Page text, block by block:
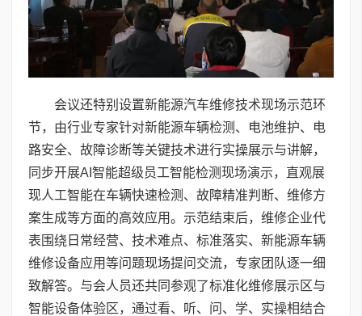
会议还特别设置新能源汽车维修技术现场示范环
节，由行业专家针对新能源车辆检测、电池维护、电
路安全、故障诊断等关键技术进行实操展示与讲解，
同步开展AI智能超级员工智能检测现场演示，直观展
现人工智能在车辆快速检测、故障精准判断、维修方
案生成等方面的高效应用。示范结束后，维修企业代
表围绕日常经营、技术难点、标准落实、新能源车辆
维修设备应用等问题现场提问交流，专家团队逐一细
致解答。与会人员还共同参观了标准化维修展示区与
智能设备体验区，通过看、听、问、学、实操相结合